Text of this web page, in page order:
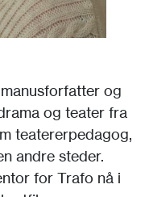
og
og teater fra
teatererpedagog,
andre steder.
for Trafo nå i